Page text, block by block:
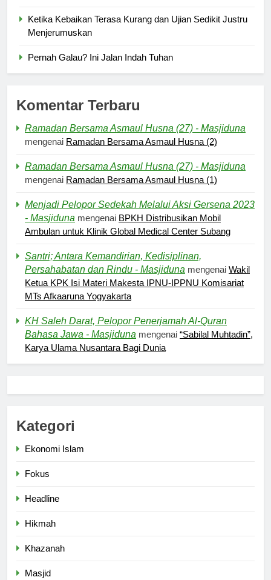
Ketika Kebaikan Terasa Kurang dan Ujian Sedikit Justru
Menjerumuskan
Pernah Galau? Ini Jalan Indah Tuhan
Komentar Terbaru
Ramadan Bersama Asmaul Husna (27) - Masjiduna
mengenai Ramadan Bersama Asmaul Husna (2)
Ramadan Bersama Asmaul Husna (27) - Masjiduna
mengenai Ramadan Bersama Asmaul Husna (1)
Menjadi Pelopor Sedekah Melalui Aksi Gersena 2023
- Masjiduna mengenai BPKH Distribusikan Mobil
Ambulan untuk Klinik Global Medical Center Subang
Santri; Antara Kemandirian, Kedisiplinan,
Persahabatan dan Rindu - Masjiduna mengenai Wakil
Ketua KPK Isi Materi Makesta IPNU-IPPNU Komisariat
MTs Afkaaruna Yogyakarta
KH Saleh Darat, Pelopor Penerjamah Al-Quran
Bahasa Jawa - Masjiduna mengenai “Sabilal Muhtadin”,
Karya Ulama Nusantara Bagi Dunia
Kategori
Ekonomi Islam
Fokus
Headline
Hikmah
Khazanah
Masjid
5
Pernah Galau? Ini Jalan Indah
Tuhan
6
7
8